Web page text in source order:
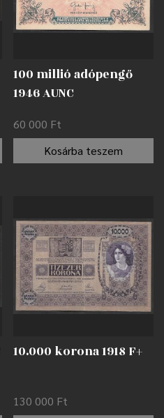
100 millió adópengő
1946 AUNC
60 000 Ft
Kosárba teszem
10.000 korona 1918 F+
130 000 Ft